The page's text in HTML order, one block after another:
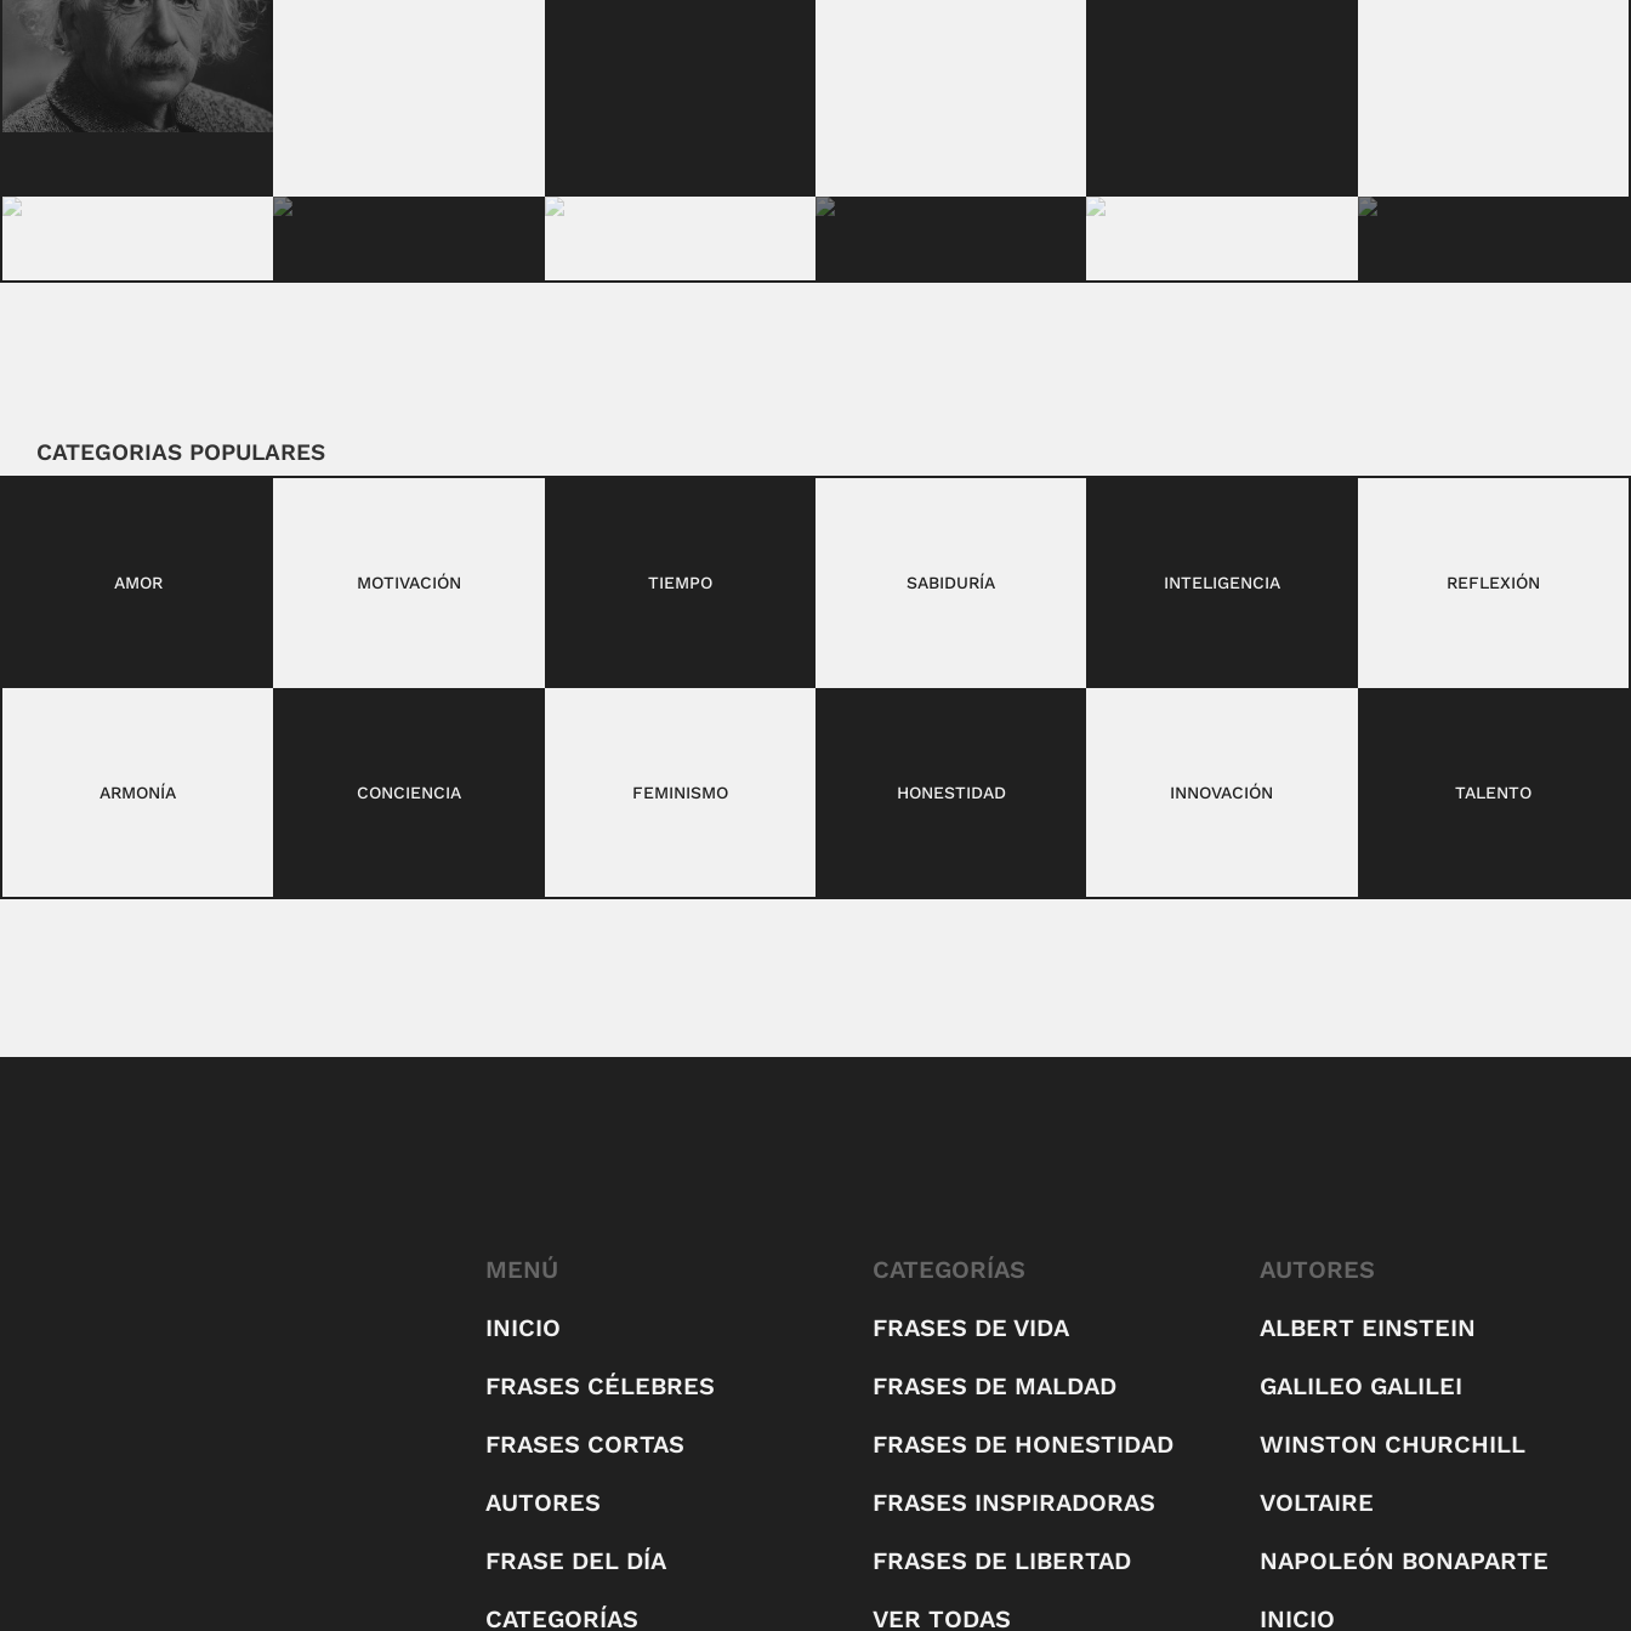
CATEGORIAS POPULARES
AMOR MOTIVACIÓN TIEMPO SABIDURÍA INTELIGENCIA REFLEXIÓN
ARMONÍA CONCIENCIA FEMINISMO HONESTIDAD INNOVACIÓN TALENTO
MENÚ
INICIO
FRASES CÉLEBRES
FRASES CORTAS
AUTORES
FRASE DEL DÍA
CATEGORÍAS
CATEGORÍAS
FRASES DE VIDA
FRASES DE MALDAD
FRASES DE HONESTIDAD
FRASES INSPIRADORAS
FRASES DE LIBERTAD
VER TODAS
AUTORES
ALBERT EINSTEIN
GALILEO GALILEI
WINSTON CHURCHILL
VOLTAIRE
NAPOLEÓN BONAPARTE
INICIO